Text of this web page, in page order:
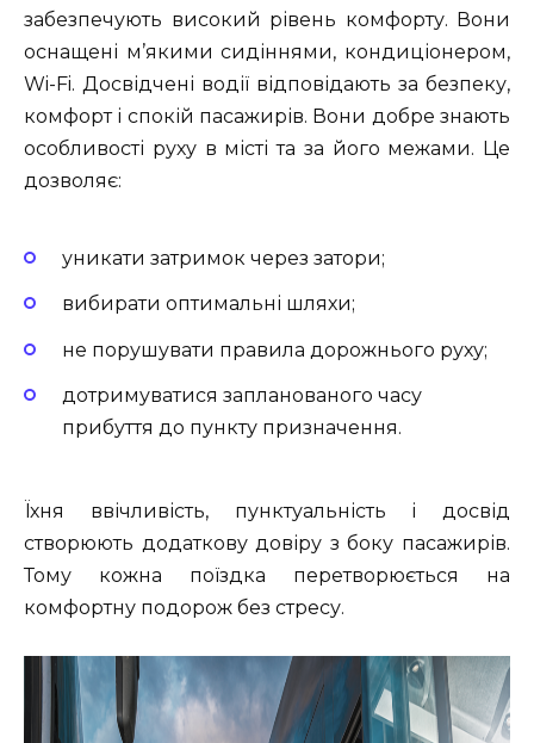
забезпечують високий рівень комфорту. Вони
оснащені м’якими сидіннями, кондиціонером,
Wi-Fi. Досвідчені водії відповідають за безпеку,
комфорт і спокій пасажирів. Вони добре знають
особливості руху в місті та за його межами. Це
дозволяє:
уникати затримок через затори;
вибирати оптимальні шляхи;
не порушувати правила дорожнього руху;
дотримуватися запланованого часу
прибуття до пункту призначення.
Їхня ввічливість, пунктуальність і досвід
створюють додаткову довіру з боку пасажирів.
Тому кожна поїздка перетворюється на
комфортну подорож без стресу.